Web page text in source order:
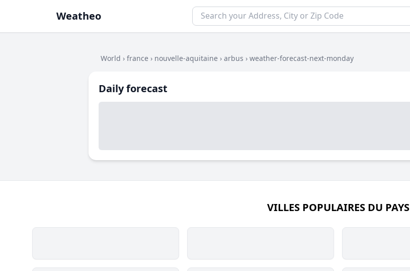
Weatheo
World › france › nouvelle-aquitaine › arbus › weather-forecast-next-monday
Daily forecast
VILLES POPULAIRES DU PAYS